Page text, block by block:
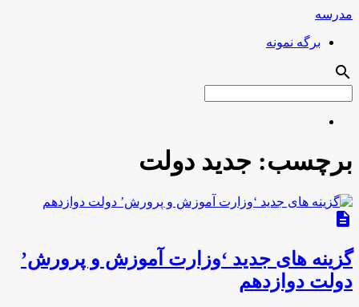
مدرسه
برگه نمونه
search
برچسب: جدید دولت
description
گزینه هاى جدید ‘وزارت آموزش و پرورش’
دولت دوازدهم